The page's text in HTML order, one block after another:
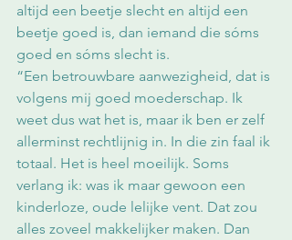
altijd een beetje slecht en altijd een
beetje goed is, dan iemand die sóms
goed en sóms slecht is.
“Een betrouwbare aanwezigheid, dat is
volgens mij goed moederschap. Ik
weet dus wat het is, maar ik ben er zelf
allerminst rechtlijnig in. In die zin faal ik
totaal. Het is heel moeilijk. Soms
verlang ik: was ik maar gewoon een
kinderloze, oude lelijke vent. Dat zou
alles zoveel makkelijker maken. Dan